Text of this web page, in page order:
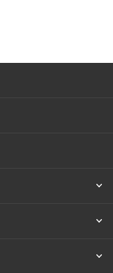
производителя
и
что